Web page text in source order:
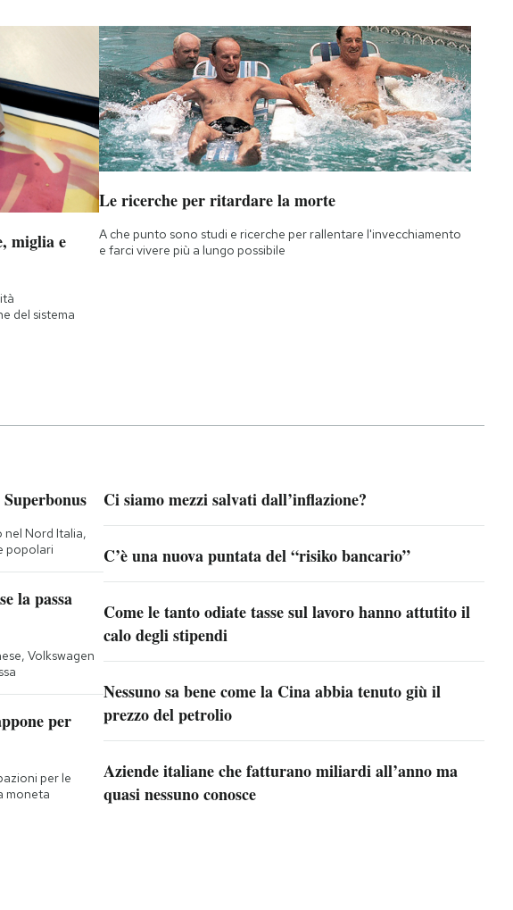
miglia e
del sistema
Le ricerche per ritardare la morte
A che punto sono studi e ricerche per rallentare l'invecchiamento
e farci vivere più a lungo possibile
nel Nord Italia,
popolari
la passa
Volkswagen
per
per le
moneta
Ci siamo mezzi salvati dall’inflazione?
C’è una nuova puntata del “risiko bancario”
Come le tanto odiate tasse sul lavoro hanno attutito il
calo degli stipendi
Nessuno sa bene come la Cina abbia tenuto giù il
prezzo del petrolio
Aziende italiane che fatturano miliardi all’anno ma
quasi nessuno conosce